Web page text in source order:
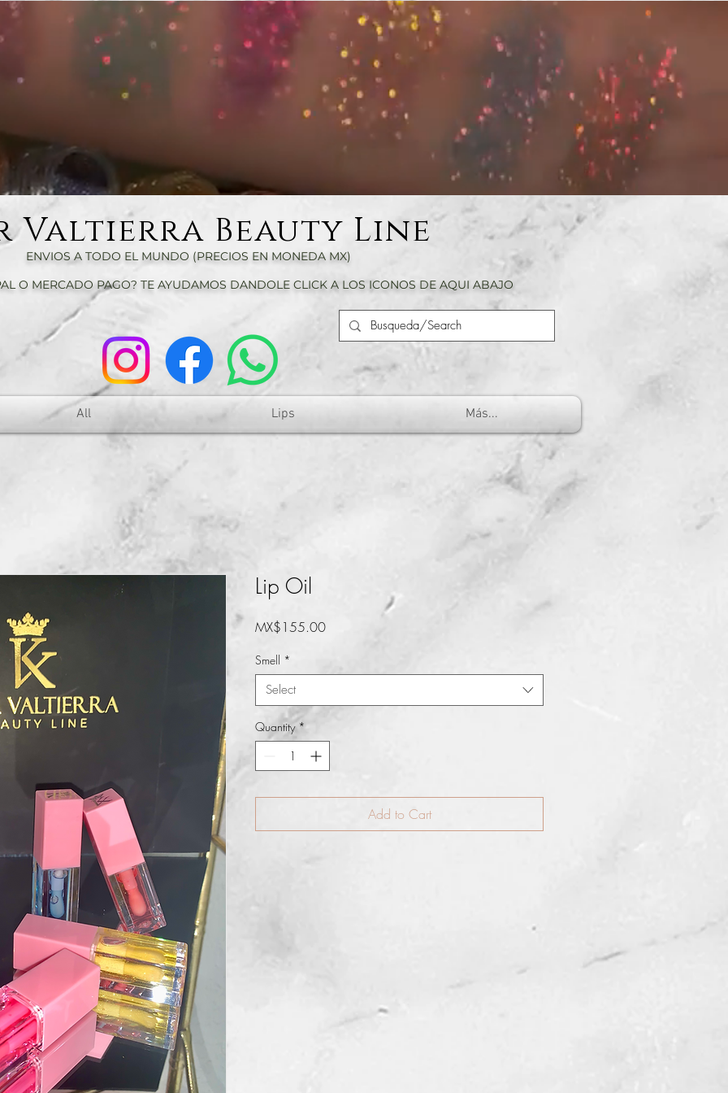
Valtierra Beauty Line
ENVIOS A TODO EL MUNDO (PRECIOS EN MONEDA MX)
O MERCADO PAGO? TE AYUDAMOS DANDOLE CLICK A LOS ICONOS DE AQUI ABAJO
All Lips Más...
Lip Oil
MX$155.00Price
Smell *
Select
Quantity *
Add to Cart